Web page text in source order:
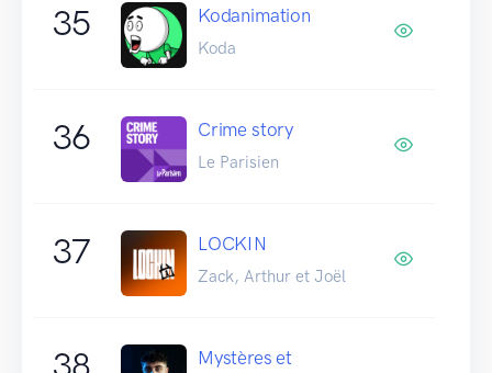
35 Kodanimation
Koda
36 Crime story
Le Parisien
37 LOCKIN
Zack, Arthur et Joël
Mystères et